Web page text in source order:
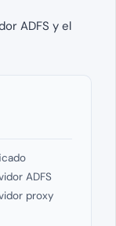
ADFS y el
ADFS
proxy